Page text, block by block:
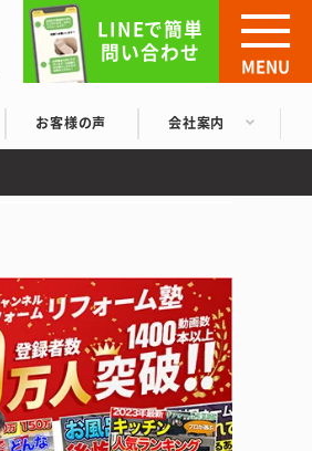
お客様の声 会社案内
LINEで簡単
問い合わせ
MENU